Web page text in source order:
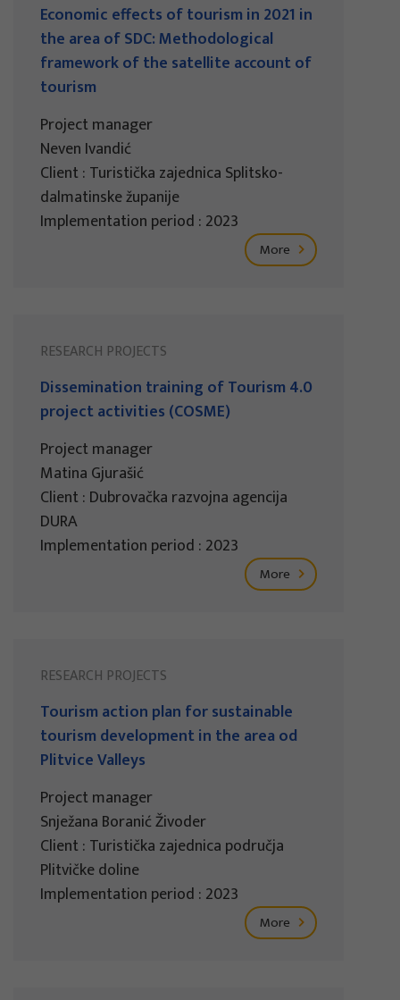
Economic effects of tourism in 2021 in
the area of SDC: Methodological
framework of the satellite account of
tourism
Project manager
Neven Ivandić
Client : Turistička zajednica Splitsko-
dalmatinske županije
Implementation period : 2023
More
RESEARCH PROJECTS
Dissemination training of Tourism 4.0
project activities (COSME)
Project manager
Matina Gjurašić
Client : Dubrovačka razvojna agencija
DURA
Implementation period : 2023
More
RESEARCH PROJECTS
Tourism action plan for sustainable
tourism development in the area od
Plitvice Valleys
Project manager
Snježana Boranić Živoder
Client : Turistička zajednica područja
Plitvičke doline
Implementation period : 2023
More